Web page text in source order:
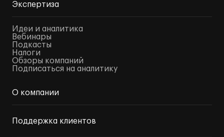
Экспертиза
Идеи и аналитика
Вебинары
Подкасты
Налоги
Обзоры компаний
Подписаться на аналитику
О компании
Поддержка клиентов